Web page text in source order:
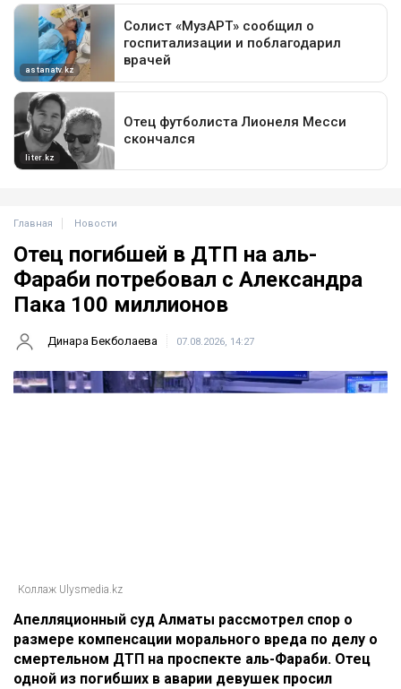
Главная Новости
Отец погибшей в ДТП на аль-
Фараби потребовал с Александра
Пака 100 миллионов
Динара Бекболаева 07.08.2026, 14:27
Коллаж Ulysmedia.kz
Апелляционный суд Алматы рассмотрел спор о
размере компенсации морального вреда по делу о
смертельном ДТП на проспекте аль-Фараби. Отец
одной из погибших в аварии девушек просил